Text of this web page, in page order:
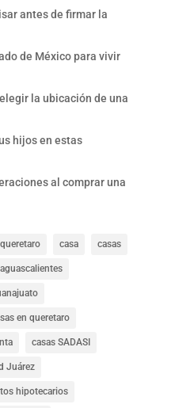
antes de firmar la
de México para vivir
la ubicación de una
hijos en estas
al comprar una
casa casas
en queretaro
casas SADASI
Juárez
hipotecarios